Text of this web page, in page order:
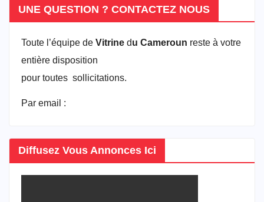
UNE QUESTION ? CONTACTEZ NOUS
Toute l’équipe de Vitrine du Cameroun reste à votre
entière disposition
pour toutes sollicitations.
Par email :
Diffusez Vous Annonces Ici